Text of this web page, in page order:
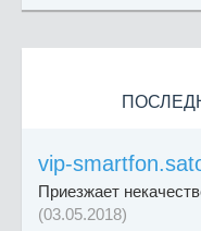
vip-
Приезжает
(03.05.2018)